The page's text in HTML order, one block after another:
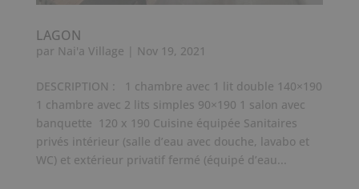
LAGON
par Nai'a Village Nov 19, 2021
DESCRIPTION : 1 chambre avec 1 lit double 140×190
1 chambre avec 2 lits simples 90×190 1 salon avec
banquette 120 x 190 Cuisine équipée Sanitaires
privés intérieur (salle d’eau avec douche, lavabo et
WC) et extérieur privatif fermé (équipé d’eau...